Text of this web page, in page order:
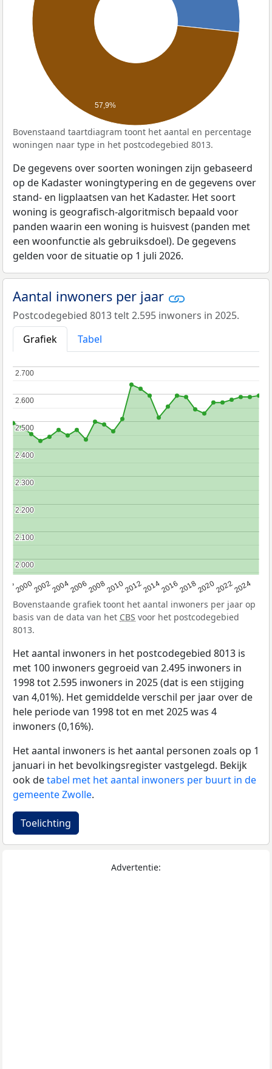
57,9%
Bovenstaand taartdiagram toont het aantal en percentage
woningen naar type in het postcodegebied 8013.
De gegevens over soorten woningen zijn gebaseerd
op de Kadaster woningtypering en de gegevens over
stand- en ligplaatsen van het Kadaster. Het soort
woning is geografisch-algoritmisch bepaald voor
panden waarin een woning is huisvest (panden met
een woonfunctie als gebruiksdoel). De gegevens
gelden voor de situatie op 1 juli 2026.
Aantal inwoners per jaar
Postcodegebied 8013 telt 2.595 inwoners in 2025.
Grafiek
Tabel
2000200220042006200820102012201420162018202020222024
2.000
2.000
2.100
2.100
2.200
2.200
2.300
2.300
2.400
2.400
2.500
2.500
2.600
2.600
2.700
2.700
Bovenstaande grafiek toont het aantal inwoners per jaar op
basis van de data van het CBS voor het postcodegebied
8013.
Het aantal inwoners in het postcodegebied 8013 is
met 100 inwoners gegroeid van 2.495 inwoners in
1998 tot 2.595 inwoners in 2025 (dat is een stijging
van 4,01%). Het gemiddelde verschil per jaar over de
hele periode van 1998 tot en met 2025 was 4
inwoners (0,16%).
Het aantal inwoners is het aantal personen zoals op 1
januari in het bevolkingsregister vastgelegd. Bekijk
ook detabel met het aantal inwoners per buurt in de
gemeente Zwolle.
Toelichting
Advertentie: